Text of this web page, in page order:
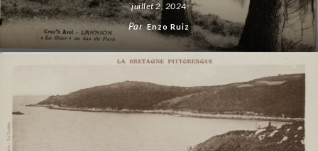
juillet 2, 2024
Par Enzo Ruiz